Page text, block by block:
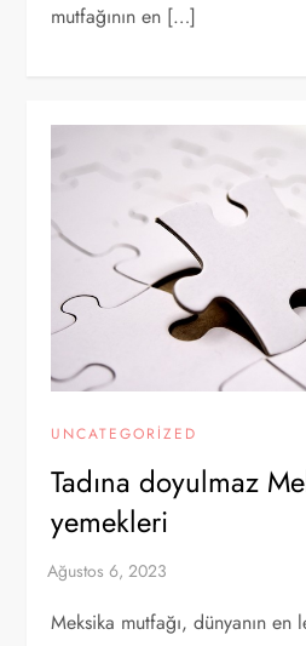
mutfağının en […]
UNCATEGORIZED
Tadına doyulmaz
yemekleri
Meksika mutfağı, dünyanın en